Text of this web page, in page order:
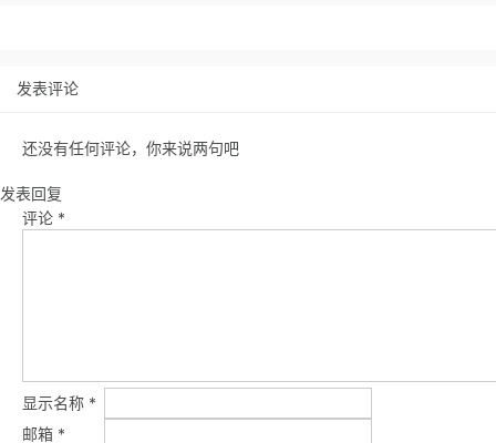
发表评论
还没有任何评论，你来说两句吧
发表回复
评论 *
显示名称 *
邮箱 *